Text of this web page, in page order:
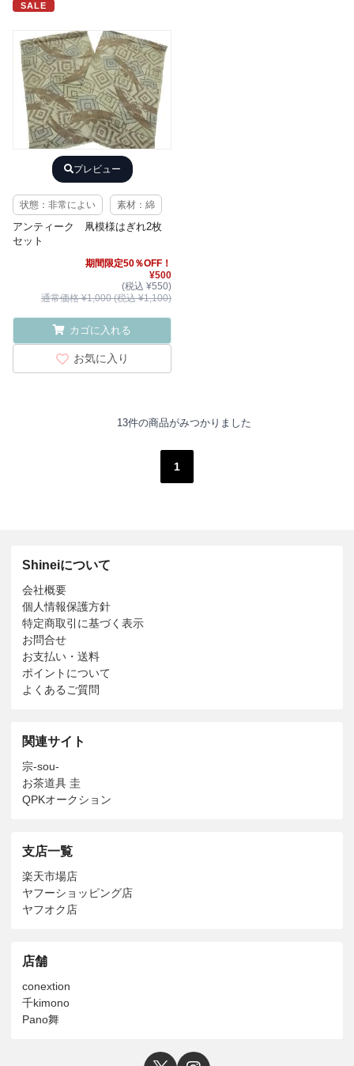
SALE
プレビュー
状態：非常によい 素材：綿
アンティーク 凧模様はぎれ2枚
セット
期間限定50％OFF！
¥500
(税込 ¥550)
通常価格 ¥1,000 (税込 ¥1,100)
カゴに入れる
お気に入り
13件の商品がみつかりました
1
Shineiについて
会社概要
個人情報保護方針
特定商取引に基づく表示
お問合せ
お支払い・送料
ポイントについて
よくあるご質問
関連サイト
宗-sou-
お茶道具 圭
QPKオークション
支店一覧
楽天市場店
ヤフーショッピング店
ヤフオク店
店舗
conextion
千kimono
Pano舞